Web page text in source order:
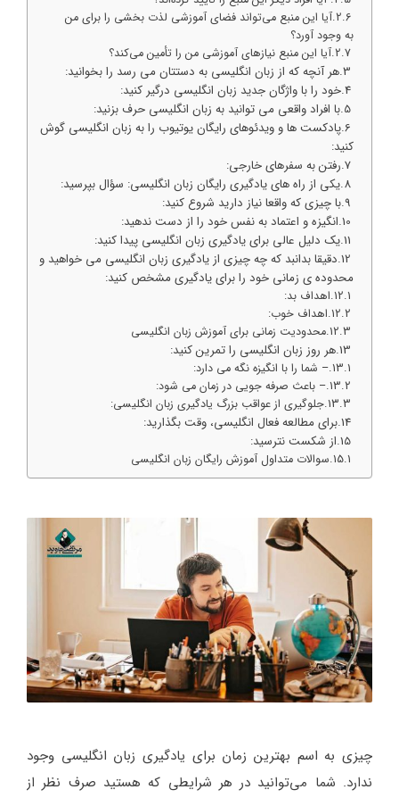
آیا این منبع می‌تواند فضای آموزشی لذت بخشی را برای من
به وجود آورد؟
آیا این منبع نیازهای آموزشی من را تأمین می‌کند؟
هر آنچه که از زبان انگلیسی به دستتان می رسد را بخوانید:
خود را با واژگان جدید زبان انگلیسی درگیر کنید:
با افراد واقعی می توانید به زبان انگلیسی حرف بزنید:
پادکست ها و ویدئوهای رایگان یوتیوب را به زبان انگلیسی گوش
کنید:
رفتن به سفرهای خارجی:
یکی از راه های یادگیری رایگان زبان انگلیسی: سؤال بپرسید:
با چیزی که واقعا نیاز دارید شروع کنید:
انگیزه و اعتماد به نفس خود را از دست ندهید:
یک دلیل عالی برای یادگیری زبان انگلیسی پیدا کنید:
دقیقا بدانبد که چه چیزی از یادگیری زبان انگلیسی می خواهید و
محدوده ی زمانی خود را برای یادگیری مشخص کنید:
اهداف بد:
اهداف خوب:
محدودیت زمانی برای آموزش زبان انگلیسی
هر روز زبان انگلیسی را تمرین کنید:
– شما را با انگیزه نگه می دارد:
– باعث صرفه جویی در زمان می شود:
جلوگیری از عواقب بزرگ یادگیری زبان انگلیسی:
برای مطالعه فعال انگلیسی، وقت بگذارید:
از شکست نترسید:
سوالات متداول آموزش رایگان زبان انگلیسی
چیزی به اسم بهترین زمان برای یادگیری زبان انگلیسی وجود
ندارد. شما می‌توانید در هر شرایطی که هستید صرف نظر از